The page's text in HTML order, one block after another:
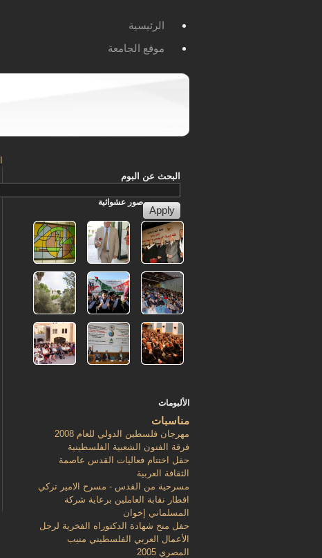
الرئيسية
موقع الجامعة
البحث عن البوم
صور عشوائية
الألبومات
مناسبات
مهرجان فلسطين الدولي للعام 2008
فرقة الفنون الشعبية الفلسطينية
حفل اختتام فعاليات القدس عاصمة
الثقافة العربية
مسرحية من القدس - مسرح الامير تركي
افطار نقابة العاملين برعاية شركة
المسلماني إخوان
حفل منح شهادة الدكتوراه الفخرية لرجل
الأعمال العربي الفلسطيني منيب
المصري 2005